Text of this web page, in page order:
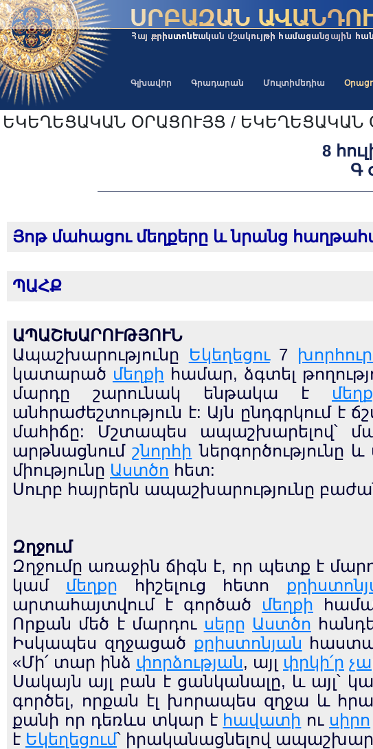
Գլխավոր Գրադարան Մուլտիմեդիա
ԵԿԵՂԵՑԱԿԱՆ ՕՐԱՑՈՒՅՑ / ԵԿԵՂԵՑԱԿԱՆ
8
Գ
Յոթ մահացու մեղքերը և նրանց
ՊԱՀՔ
ԱՊԱՇԽԱՐՈՒԹՅՈՒՆ
Ապաշխարությունը Եկեղեցու7
կատարած մեղքի համար, ձգտել
մարդը շարունակ ենթակա է
անհրաժեշտություն է: Այն ընդգրկում է
մահիճը: Մշտապես ապաշխարելով՝
արթնացնումշնորհի ներգործությունը
միությունը Աստծո հետ:
Սուրբ հայրերն ապաշխարությունը
Զղջում
Զղջումը առաջին ճիգն է, որ պետք է
կամ մեղքը հիշելուց հետո
արտահայտվում է գործած մեղքի
Որքան մեծ է մարդու սերը Աստծո
Իսկապես զղջացած քրիստոնյան
«Մի՛ տար ինձ փորձության, այլ փրկի՛ր
Սակայն այլ բան է ցանկանալը, և այլ՝
գործել, որքան էլ խորապես զղջա և
քանի որ դեռևս տկար է հավատի ու սիրո
է Եկեղեցում՝ իրականացնելով